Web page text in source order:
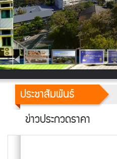
ประชาสัมพันธ์
ข่าวประกวดราคา